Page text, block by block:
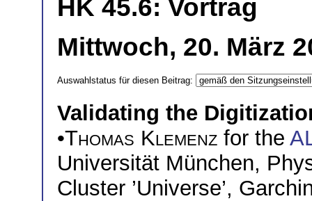
HK 45.6: Vortrag
Mittwoch, 20. März
Auswahlstatus für diesen Beitrag:
Validating the
•Thomas Klemenz for the
Universität München,
Cluster ’Universe’,